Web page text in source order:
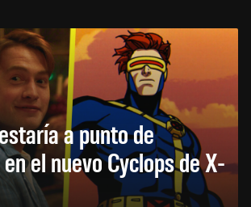
a punto de
el nuevo Cyclops de X-